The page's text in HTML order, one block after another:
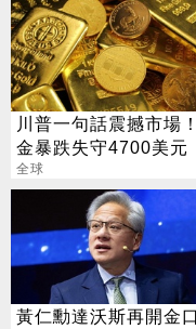
川普一句話震撼市場
金暴跌失守4700美元
全球
黃仁勳達沃斯再開金口